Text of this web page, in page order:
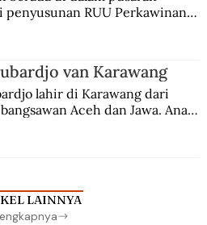
RUU Perkawinan.
van Karawang
lahir di Karawang dari
Aceh dan Jawa. Anak
LAINNYA